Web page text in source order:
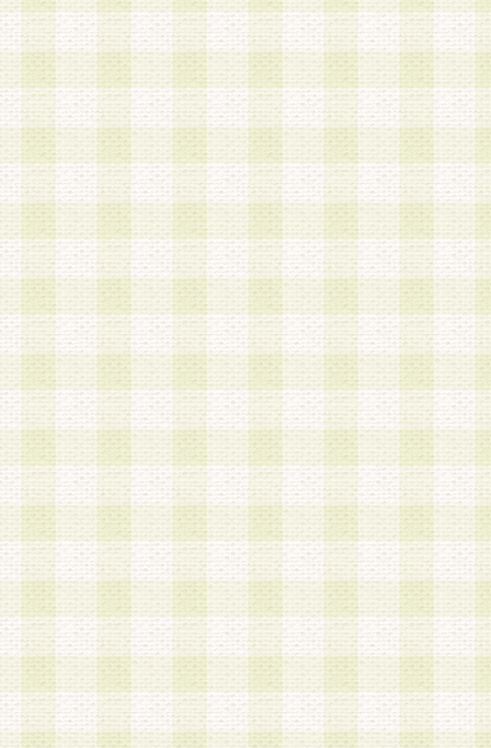
権者による承認手続きを行うものとします。
第3条 会員の登録方法
1.会員登録手続きは、会員登録希望者本人が行う
る登録は一切認められないものとします。
2.会員登録希望者は、本規約に同意の後、当社指
画 面」において、当社が指定する必要事項を入
を行うものとします。当社は、会員登録を承認し
会員として本サービスを 受けるためのログイン
を付与します。
3.会員は、会員登録の際に申告する登録情報の全
いかなる虚偽の申告をも行ってはならないものと
4.会員は、複数のログインＩＤおよびパスワード
いものとします。
第4条 ログインIDおよびパスワードの管理
1.会員は、会員登録後、本サイト内にて本サービ
加する際には、前条に基づき当社から付与された
スワードを使用するものとします。
2.登録の際に当社が付与したログインIDおよびパ
の使用に関しては、全て会員本人がその責任を負
3.会員は、当社から付与されたログインIDおよび
貸与、名義変更、売買その他形態を問わず第三者
ならないものとします。